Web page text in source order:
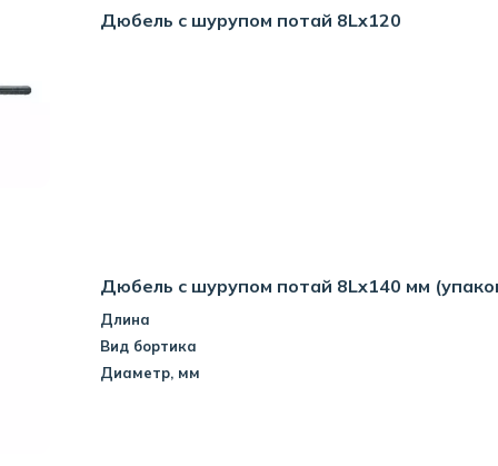
Дюбель с шурупом потай 8Lx120
Дюбель с шурупом потай 8Lx140 мм
Длина
Вид бортика
Диаметр, мм